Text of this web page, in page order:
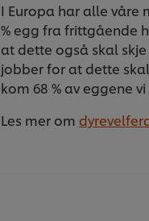
I Europa har alle våre
% egg fra frittgående
at dette også skal
jobber for at dette
kom 68 % av eggene
Les mer om